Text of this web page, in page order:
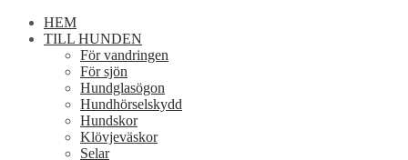
HEM
TILL HUNDEN
För vandringen
För sjön
Hundglasögon
Hundhörselskydd
Hundskor
Klövjeväskor
Selar